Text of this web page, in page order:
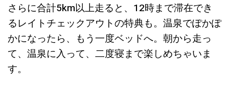
さらに合計5km以上走ると、12時まで滞在でき
るレイトチェックアウトの特典も。温泉でぽかぽ
かになったら、もう一度ベッドへ。朝から走っ
て、温泉に入って、二度寝まで楽しめちゃいま
す。